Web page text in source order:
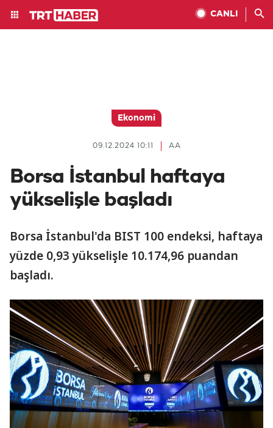
CANLI
Ekonomi
AA
09.12.2024 10:11
Borsa İstanbul haftaya
yükselişle başladı
Borsa İstanbul'da BIST 100 endeksi, haftaya
yüzde 0,93 yükselişle 10.174,96 puandan
başladı.